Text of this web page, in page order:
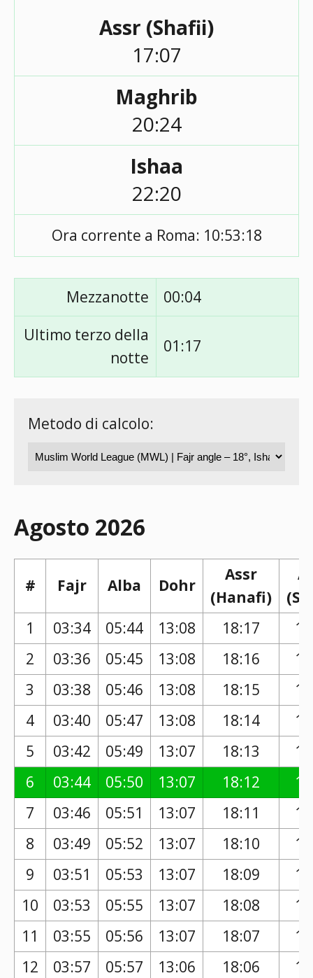
Assr (Shafii)
17:07
Maghrib
20:24
Ishaa
22:20
Ora corrente a Roma: 10:53:18
Mezzanotte
00:04
Ultimo terzo della
notte
01:17
Metodo di calcolo:
Agosto 2026
# Fajr Alba Dohr
Assr
(Hanafi)
1
03:34 05:44 13:08 18:17
2
03:36 05:45 13:08 18:16
3
03:38 05:46 13:08 18:15
4
03:40 05:47 13:08 18:14
5
03:42 05:49 13:07 18:13
6
03:44 05:50 13:07 18:12
7
03:46 05:51 13:07 18:11
8
03:49 05:52 13:07 18:10
9
03:51 05:53 13:07 18:09
10
03:53 05:55 13:07 18:08
11
03:55 05:56 13:07 18:07
12
03:57 05:57 13:06 18:06